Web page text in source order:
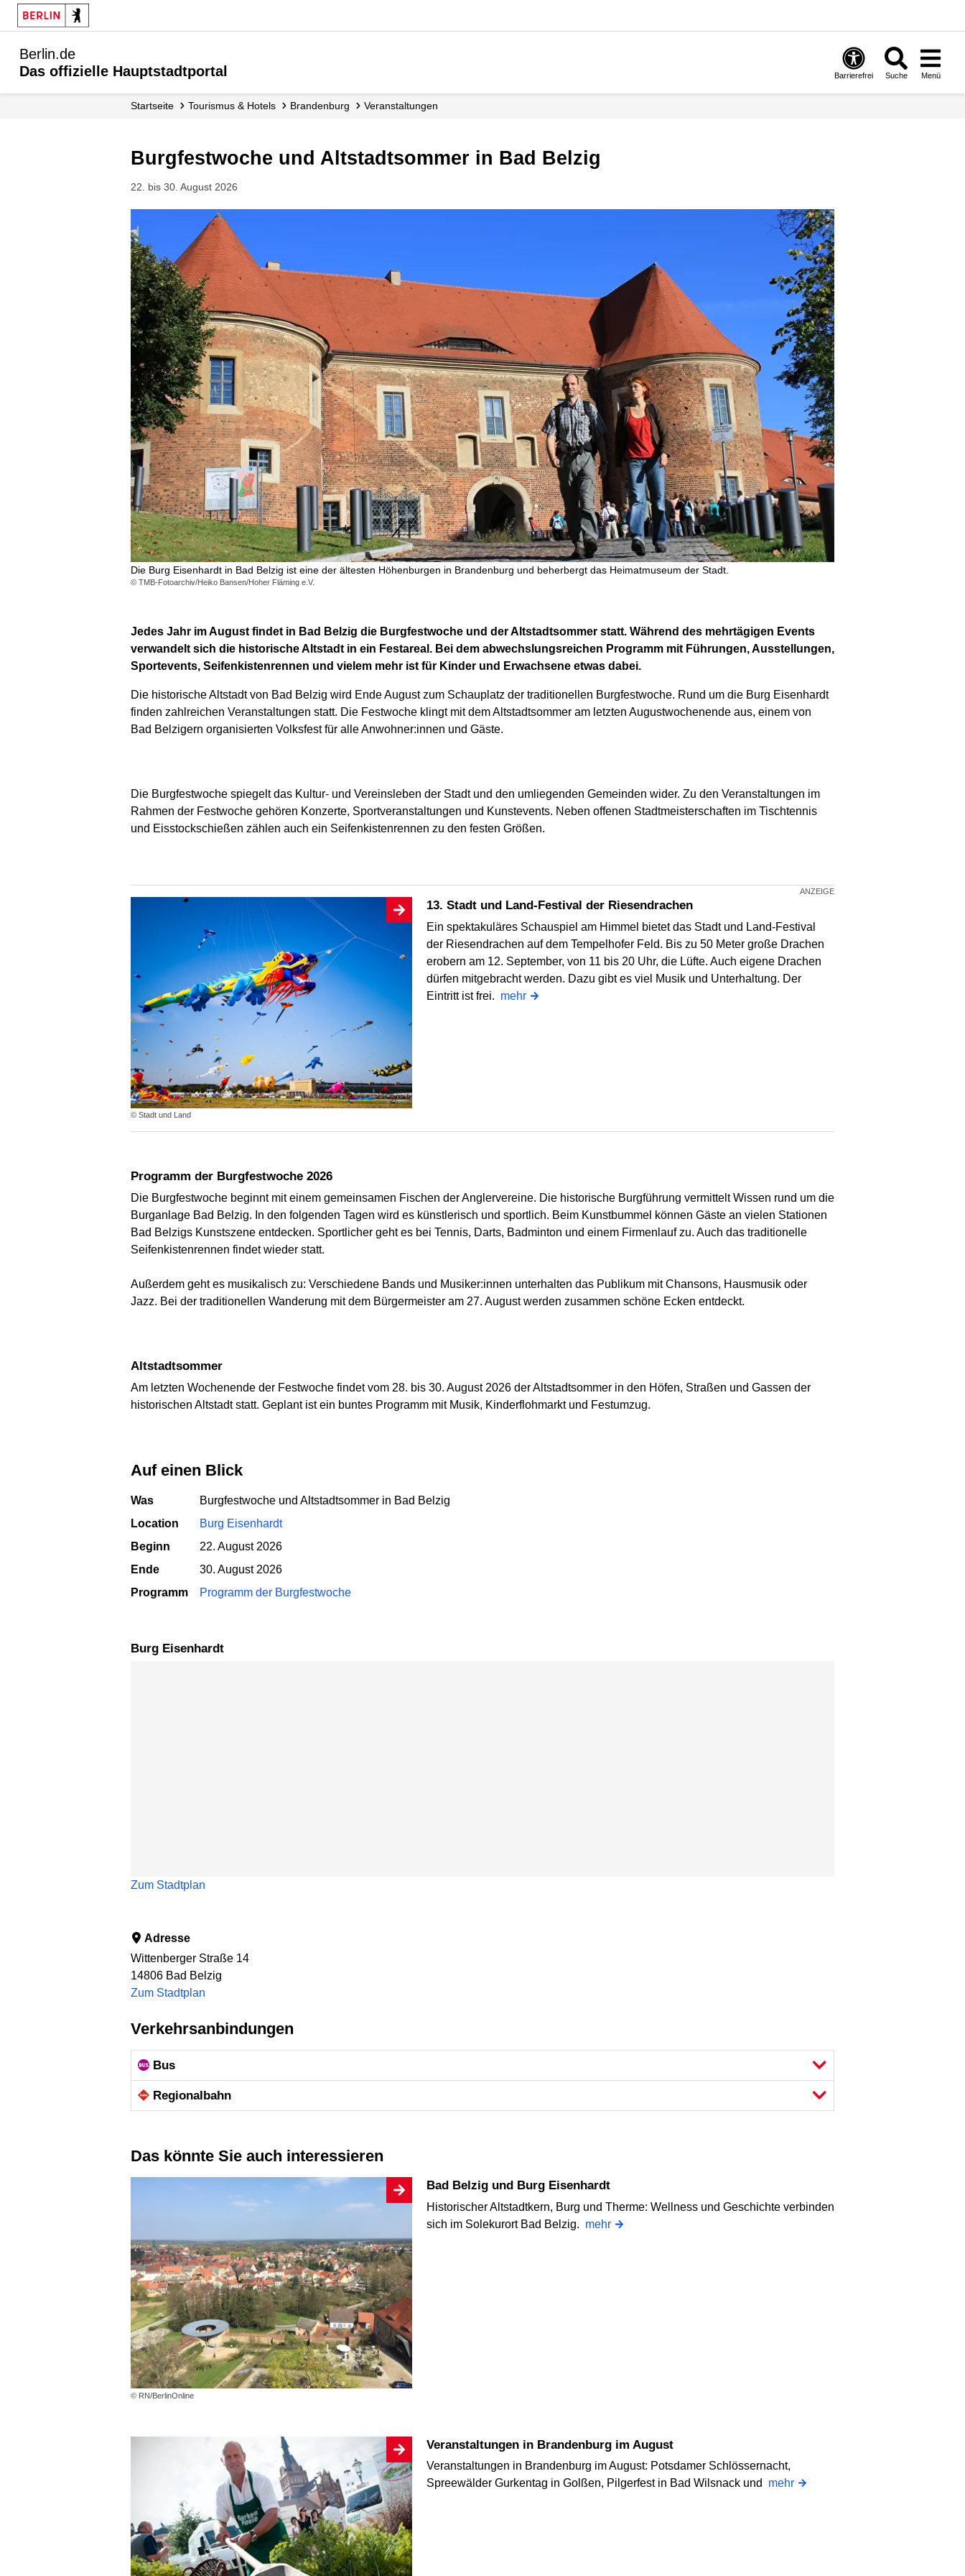
Berlin.de
Das offizielle Hauptstadtportal
Barrierefrei Suche Menü
Startseite Tourismus & Hotels Brandenburg Veranstaltungen
Burgfestwoche und Altstadtsommer in Bad Belzig
22. bis 30. August 2026
Die Burg Eisenhardt in Bad Belzig ist eine der ältesten Höhenburgen in Brandenburg und beherbergt das Heimatmuseum der Stadt.
© TMB-Fotoarchiv/Heiko Bansen/Hoher Fläming e.V.
Jedes Jahr im August findet in Bad Belzig die Burgfestwoche und der Altstadtsommer statt. Während des mehrtägigen Events
verwandelt sich die historische Altstadt in ein Festareal. Bei dem abwechslungsreichen Programm mit Führungen, Ausstellungen,
Sportevents, Seifenkistenrennen und vielem mehr ist für Kinder und Erwachsene etwas dabei.
Die historische Altstadt von Bad Belzig wird Ende August zum Schauplatz der traditionellen Burgfestwoche. Rund um die Burg Eisenhardt
finden zahlreichen Veranstaltungen statt. Die Festwoche klingt mit dem Altstadtsommer am letzten Augustwochenende aus, einem von
Bad Belzigern organisierten Volksfest für alle Anwohner:innen und Gäste.
Die Burgfestwoche spiegelt das Kultur- und Vereinsleben der Stadt und den umliegenden Gemeinden wider. Zu den Veranstaltungen im
Rahmen der Festwoche gehören Konzerte, Sportveranstaltungen und Kunstevents. Neben offenen Stadtmeisterschaften im Tischtennis
und Eisstockschießen zählen auch ein Seifenkistenrennen zu den festen Größen.
© Stadt und Land
13. Stadt und Land-Festival der Riesendrachen
Ein spektakuläres Schauspiel am Himmel bietet das Stadt und Land-Festival
der Riesendrachen auf dem Tempelhofer Feld. Bis zu 50 Meter große Drachen
erobern am 12. September, von 11 bis 20 Uhr, die Lüfte. Auch eigene Drachen
dürfen mitgebracht werden. Dazu gibt es viel Musik und Unterhaltung. Der
Eintritt ist frei. mehr
Programm der Burgfestwoche 2026
Die Burgfestwoche beginnt mit einem gemeinsamen Fischen der Anglervereine. Die historische Burgführung vermittelt Wissen rund um die
Burganlage Bad Belzig. In den folgenden Tagen wird es künstlerisch und sportlich. Beim Kunstbummel können Gäste an vielen Stationen
Bad Belzigs Kunstszene entdecken. Sportlicher geht es bei Tennis, Darts, Badminton und einem Firmenlauf zu. Auch das traditionelle
Seifenkistenrennen findet wieder statt.
Außerdem geht es musikalisch zu: Verschiedene Bands und Musiker:innen unterhalten das Publikum mit Chansons, Hausmusik oder
Jazz. Bei der traditionellen Wanderung mit dem Bürgermeister am 27. August werden zusammen schöne Ecken entdeckt.
Altstadtsommer
Am letzten Wochenende der Festwoche findet vom 28. bis 30. August 2026 der Altstadtsommer in den Höfen, Straßen und Gassen der
historischen Altstadt statt. Geplant ist ein buntes Programm mit Musik, Kinderflohmarkt und Festumzug.
Auf einen Blick
Was
Burgfestwoche und Altstadtsommer in Bad Belzig
Location
Burg Eisenhardt
Beginn
22. August 2026
Ende
30. August 2026
Programm
Programm der Burgfestwoche
Burg Eisenhardt
Zum Stadtplan
Adresse
Wittenberger Straße 14
14806 Bad Belzig
Zum Stadtplan
Verkehrsanbindungen
Bus
Regional­bahn
Das könnte Sie auch interessieren
© RN/BerlinOnline
Bad Belzig und Burg Eisenhardt
Historischer Altstadtkern, Burg und Therme: Wellness und Geschichte verbinden
sich im Solekurort Bad Belzig. mehr
Veranstaltungen in Brandenburg im August
Veranstaltungen in Brandenburg im August: Potsdamer Schlössernacht,
Spreewälder Gurkentag in Golßen, Pilgerfest in Bad Wilsnack und mehr